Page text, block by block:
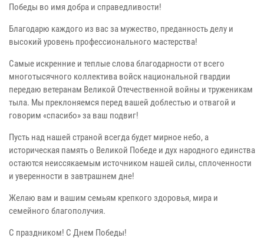
Победы во имя добра и справедливости!
Благодарю каждого из вас за мужество, преданность делу и
высокий уровень профессионального мастерства!
Самые искренние и теплые слова благодарности от всего
многотысячного коллектива войск национальной гвардии
передаю ветеранам Великой Отечественной войны и труженикам
тыла. Мы преклоняемся перед вашей доблестью и отвагой и
говорим «спасибо» за ваш подвиг!
Пусть над нашей страной всегда будет мирное небо, а
историческая память о Великой Победе и дух народного единства
остаются неиссякаемым источником нашей силы, сплоченности
и уверенности в завтрашнем дне!
Желаю вам и вашим семьям крепкого здоровья, мира и
семейного благополучия.
С праздником! С Днем Победы!